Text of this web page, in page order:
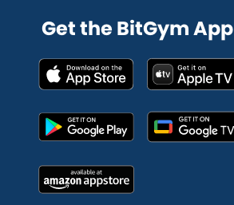
Get the BitGym App